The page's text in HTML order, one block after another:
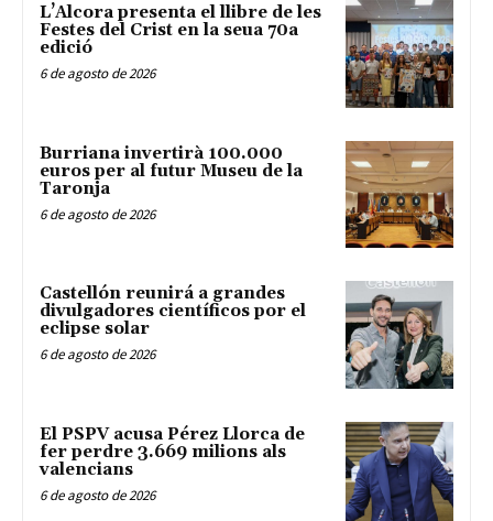
L’Alcora presenta el llibre de les
Festes del Crist en la seua 70a
edició
6 de agosto de 2026
Burriana invertirà 100.000
euros per al futur Museu de la
Taronja
6 de agosto de 2026
Castellón reunirá a grandes
divulgadores científicos por el
eclipse solar
6 de agosto de 2026
El PSPV acusa Pérez Llorca de
fer perdre 3.669 milions als
valencians
6 de agosto de 2026